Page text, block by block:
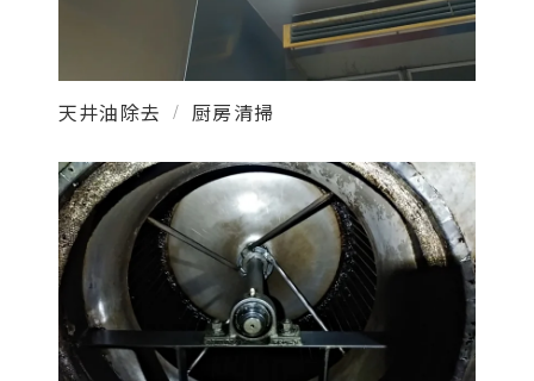
天井油除去 / 厨房清掃